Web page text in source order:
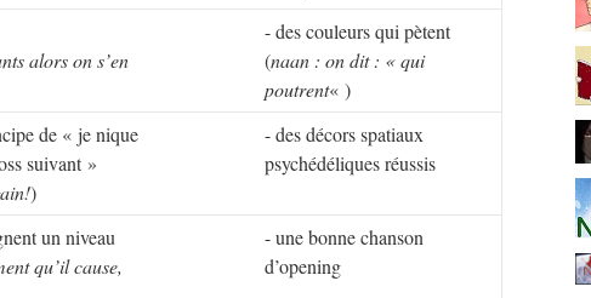
alors on s’en
- des couleurs qui pètent
(naan : on dit : « qui
poutrent« )
de « je nique
suivant »
)
- des décors spatiaux
psychédéliques réussis
un niveau
qu’il cause,
- une bonne chanson
d’opening